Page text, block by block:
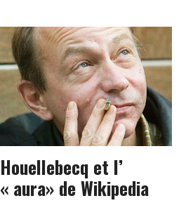
Houellebecq et l’
« aura» de Wikipedia